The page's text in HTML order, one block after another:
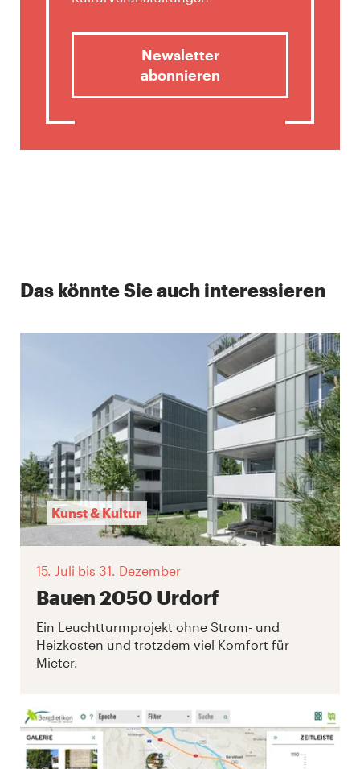
Newsletter
abonnieren
Das könnte Sie auch interessieren
Kunst & Kultur
15. Juli bis 31. Dezember
Bauen 2050 Urdorf
Ein Leuchtturmprojekt ohne Strom- und
Heizkosten und trotzdem viel Komfort für
Mieter.